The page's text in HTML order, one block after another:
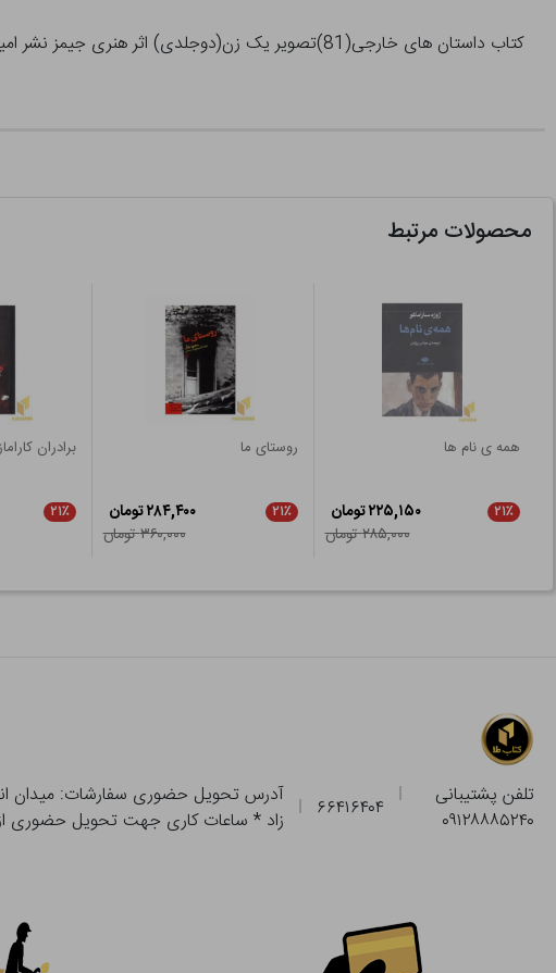
کتاب داستان های خارجی(81)تصویر یک زن(دوجلدی) اثر هنری جیمز نشر امیرکبیر
محصولات مرتبط
همه ی نام ها
۲۱٪
۲۲۵,۱۵۰ تومان
۲۸۵,۰۰۰ تومان
روستای ما
۲۱٪
۲۸۴,۴۰۰ تومان
۳۶۰,۰۰۰ تومان
برادران
۲۱٪
تلفن پشتیبانی
۰۹۱۲۸۸۸۵۲۴۰
۶۶۴۱۶۴۰۴
زاد * ساعات کاری جهت تحویل حضوری از فروشگاه و ارسال